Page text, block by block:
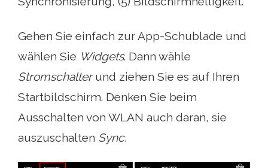
Gehen Sie einfach zur App-Schublade und
wählen Sie Widgets. Dann wähle
Stromschalterund ziehen Sie es auf Ihren
Startbildschirm. Denken Sie beim
Ausschalten von WLAN auch daran, sie
auszuschalten Sync.